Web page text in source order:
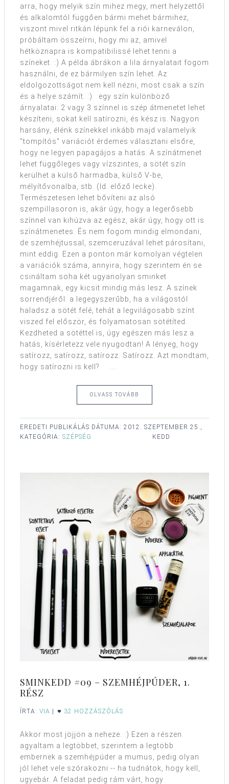
arra, hogy melyik szín mihez megy, mert helyzettől
és alkalomtól függően bármi mehet bármihez,
viszont mivel ritkán lépünk fel a riói karneválon,
próbáltam összeírni, hogy mi az, amivel
hétköznapra is kompatibilissé lehet tenni a
színeket. :) A példa ábrákon a lila árnyalatait fogom
használni, de ez bármilyen szín lehet. Az
eldolgozottságot nem kell nézni, most csak a szín
és a helye számít. :) egy szín különböző
árnyalatai: 2 vagy 3 színnel is szép átmenetet lehet
készíteni, sokat kell satírozni, és kész is. Nagyon
harsány, élénk színekkel inkább majd valamelyik
"tompítós" variációt érdemes választani elsőre,
hogy ne legyen papagájos a hatás. A színátmenet
lehet függőleges vagy vízszintes, a sötét szín
kerülhet a külső harmadba, külső V-be,
mélyítővonalba, stb. (ld. előző lecke).
Természetesen lehet bővíteni az alsó
szempillasoron is, akár úgy, hogy a legerősebb
színnel van kihúzva az egész, akár úgy, hogy ott is
színátmenetes. És nem fogom mindig elmondani,
de szemhéjtussal, szemceruzával lehet párosítani,
mint eddig. Ezen a ponton már komolyan végtelen
a variációk száma, annyira, hogy szerintem én se
csináltam soha két ugyanolyan sminket
magamnak, egy kicsit mindig más lesz. A színek
sorrendjéről: a legegyszerűbb, ha a világostól
haladsz a sötét felé, tehát a legvilágosabb színt
viszed fel először, és folyamatosan sötétíted.
Kezdheted a sötéttel is, úgy egészen más lesz a
hatás, kísérletezz vele nyugodtan! A lényeg, hogy
satírozz, satírozz, satírozz. Satírozz. Azt mondtam,
hogy satírozni is kell? ...
OLVASS TOVÁBB
EREDETI PUBLIKÁLÁS DÁTUMA: 2012. SZEPTEMBER 25.,
KEDD
KATEGÓRIA: SZÉPSÉG
SMINKEDD #09 – SZEMHÉJPÚDER, 1.
RÉSZ
ÍRTA: VIA 32 HOZZÁSZÓLÁS
Akkor most jöjjön a neheze. :) Ezen a részen
agyaltam a legtöbbet, szerintem a legtöbb
embernek a szemhéjpúder a mumus, pedig olyan
jól lehet vele szórakozni -- ha tudnátok, hogy kell,
ugyebár. A feladat pedig rám várt, hogy